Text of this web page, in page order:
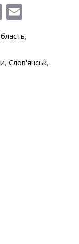
Pr
in
t ai
l
,
, Слов'янськ,